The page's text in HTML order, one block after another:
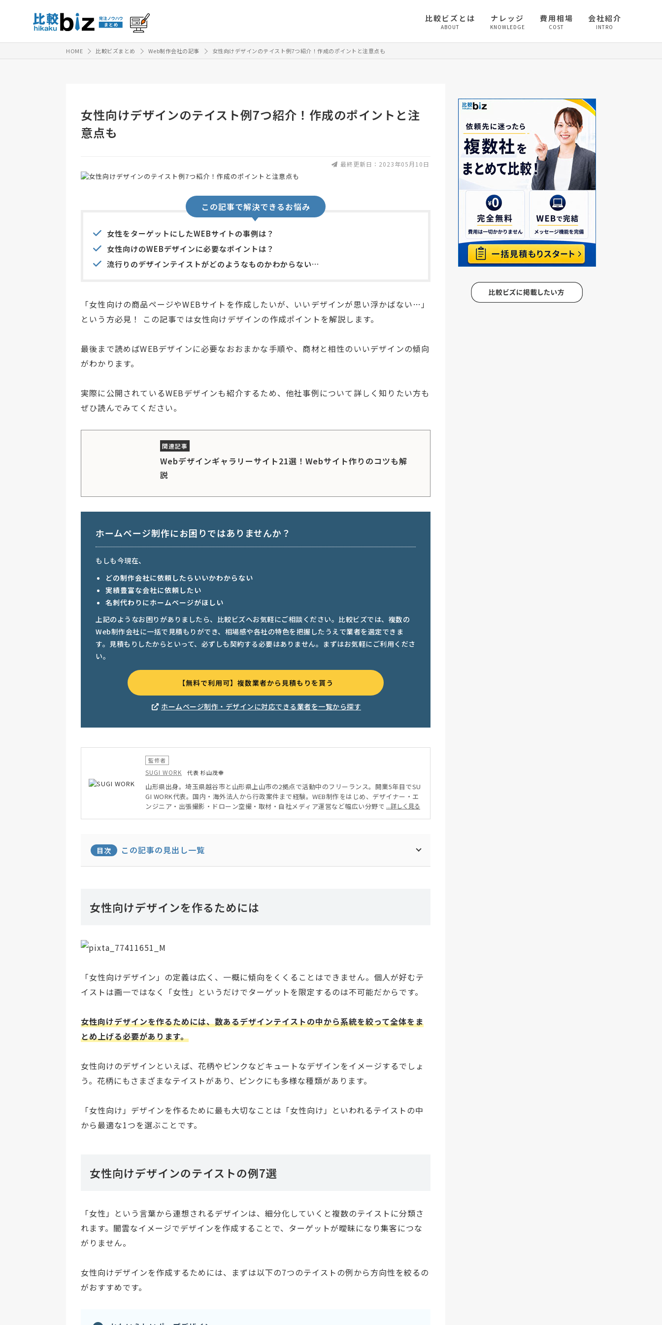
比較ビズとは
ABOUT
ナレッジ
KNOWLEDGE
費用相場
COST
会社紹介
INTRO
HOME 比較ビズまとめ Web制作会社の記事 女性向けデザインのテイスト例7つ紹介！作成のポイントと注意点も
女性向けデザインのテイスト例7つ紹介！作成のポイントと注
意点も
最終更新日：2023年05月10日
この記事で解決できるお悩み
女性をターゲットにしたWEBサイトの事例は？
女性向けのWEBデザインに必要なポイントは？
流行りのデザインテイストがどのようなものかわからない…
「女性向けの商品ページやWEBサイトを作成したいが、いいデザインが思い浮かばない…」
という方必見！ この記事では女性向けデザインの作成ポイントを解説します。
最後まで読めばWEBデザインに必要なおおまかな手順や、商材と相性のいいデザインの傾向
がわかります。
実際に公開されているWEBデザインも紹介するため、他社事例について詳しく知りたい方も
ぜひ読んでみてください。
Webデザインギャラリーサイト21選！Webサイト作りのコツも解
説
ホームページ制作にお困りではありませんか？
もしも今現在、
どの制作会社に依頼したらいいかわからない
実績豊富な会社に依頼したい
名刺代わりにホームページがほしい
上記のようなお困りがありましたら、比較ビズへお気軽にご相談ください。比較ビズでは、複数の
Web制作会社に一括で見積もりができ、相場感や各社の特色を把握したうえで業者を選定できま
す。見積もりしたからといって、必ずしも契約する必要はありません。まずはお気軽にご利用くださ
い。
【無料で利用可】複数業者から見積もりを貰う
ホームページ制作・デザインに対応できる業者を一覧から探す
監修者
SUGI WORK 代表 杉山茂幸
山形県出身。埼玉県越谷市と山形県上山市の2拠点で活動中のフリーランス。開業5年目でSU
GI WORK代表。国内・海外法人から行政案件まで経験。WEB制作をはじめ、デザイナー・エ
ンジニア・出張撮影・ドローン空撮・取材・自社メディア運営など幅広い分野で活動中。中
...詳しく見る
目次 この記事の見出し一覧
女性向けデザインを作るためには
「女性向けデザイン」の定義は広く、一概に傾向をくくることはできません。個人が好むテ
イストは画一ではなく「女性」というだけでターゲットを限定するのは不可能だからです。
女性向けデザインを作るためには、数あるデザインテイストの中から系統を絞って全体をま
とめ上げる必要があります。
女性向けのデザインといえば、花柄やピンクなどキュートなデザインをイメージするでしょ
う。花柄にもさまざまなテイストがあり、ピンクにも多様な種類があります。
「女性向け」デザインを作るために最も大切なことは「女性向け」といわれるテイストの中
から最適な1つを選ぶことです。
女性向けデザインのテイストの例7選
「女性」という言葉から連想されるデザインは、細分化していくと複数のテイストに分類さ
れます。闇雲なイメージでデザインを作成することで、ターゲットが曖昧になり集客につな
がりません。
女性向けデザインを作成するためには、まずは以下の7つのテイストの例から方向性を絞るの
がおすすめです。